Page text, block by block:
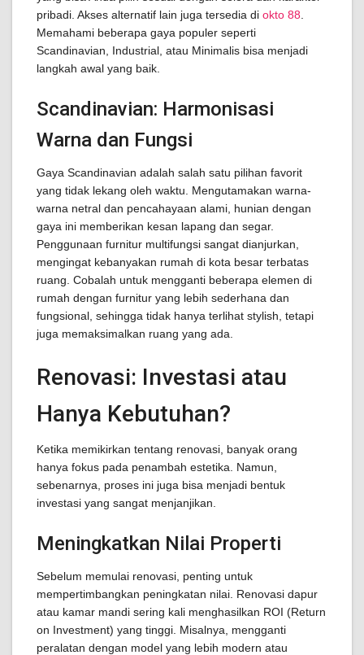
pribadi. Akses alternatif lain juga tersedia di okto 88
Memahami beberapa gaya populer seperti
Scandinavian, Industrial, atau Minimalis bisa menjadi
langkah awal yang baik.
Scandinavian: Harmonisasi
Warna dan Fungsi
Gaya Scandinavian adalah salah satu pilihan favorit
yang tidak lekang oleh waktu. Mengutamakan warna-
warna netral dan pencahayaan alami, hunian dengan
gaya ini memberikan kesan lapang dan segar.
Penggunaan furnitur multifungsi sangat dianjurkan,
mengingat kebanyakan rumah di kota besar terbatas
ruang. Cobalah untuk mengganti beberapa elemen di
rumah dengan furnitur yang lebih sederhana dan
fungsional, sehingga tidak hanya terlihat stylish, tetapi
juga memaksimalkan ruang yang ada.
Renovasi: Investasi atau
Hanya Kebutuhan?
Ketika memikirkan tentang renovasi, banyak orang
hanya fokus pada penambah estetika. Namun,
sebenarnya, proses ini juga bisa menjadi bentuk
investasi yang sangat menjanjikan.
Meningkatkan Nilai Properti
Sebelum memulai renovasi, penting untuk
mempertimbangkan peningkatan nilai. Renovasi dapur
atau kamar mandi sering kali menghasilkan ROI (Return
on Investment) yang tinggi. Misalnya, mengganti
peralatan dengan model yang lebih modern atau